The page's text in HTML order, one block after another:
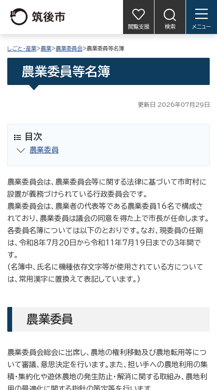
閲覧支援 検索 メニュー
しごと・産業>農業>農業委員会>農業委員等名簿
農業委員等名簿
更新日 2026年07月29日
目次
農業委員
農業委員会は、農業委員会等に関する法律に基づいて市町村に
設置が義務づけられている行政委員会です。
農業委員会は、農業者の代表等である農業委員16名で構成さ
れており、農業委員は議会の同意を得た上で市長が任命します。
各委員名簿については以下のとおりです。なお、現委員の任期
は、令和８年７月２０日から令和11年7月19日までの３年間で
す。
(名簿中、氏名に機種依存文字等が使用されている方について
は、常用漢字に置換えて表記しています。)
農業委員
農業委員会総会に出席し、農地の権利移動及び農地転用等につ
いて審議、意思決定を行います。また、担い手への農地利用の集
積・集約化や遊休農地の発生防止・解消に関する取組み、農地利